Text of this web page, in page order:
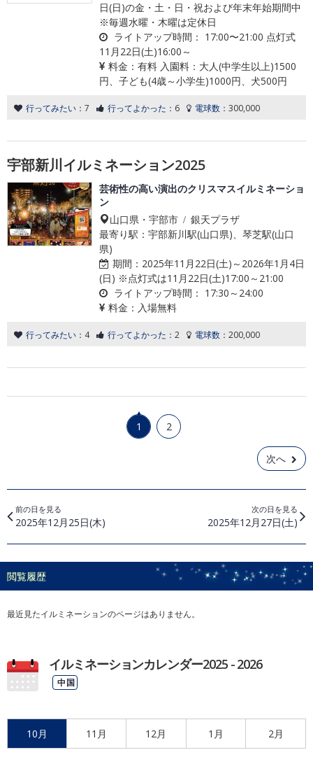
日(日)の金・土・日・祝および年末年始期間中
※毎週水曜・木曜は定休日
ライトアップ時間： 17:00〜21:00 点灯式
11月22日(土)16:00～
料金： 有料 入園料：大人(中学生以上)1500
円、子ども(4歳～小学生)1000円、犬500円
行ってみたい： 7 行ってよかった： 6 電球数： 300,000
宇部新川イルミネーション2025
芸術性の高い演出のクリスマスイルミネーショ
ン
山口県・宇部市 / 銀天プラザ
最寄り駅：宇部新川駅(山口県)、琴芝駅(山口
県)
期間： 2025年11月22日(土)～2026年1月4日
(日) ※点灯式は11月22日(土)17:00～21:00
ライトアップ時間： 17:30～24:00
料金： 入場無料
行ってみたい： 4 行ってよかった： 2 電球数： 200,000
1 2
次へ
前の日を見る
2025年12月25日(木)
次の日を見る
2025年12月27日(土)
閲覧履歴
最近見たイルミネーションのページはありません。
イルミネーションカレンダー2025 - 2026
中国
10月 11月 12月 1月 2月